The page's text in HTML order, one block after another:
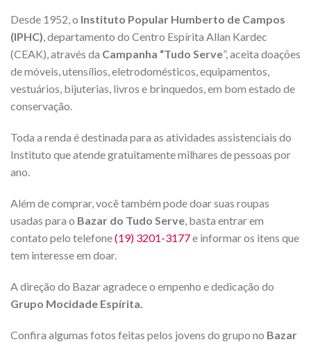
Desde 1952, o Instituto Popular Humberto de Campos
(IPHC) , departamento do Centro Espírita Allan Kardec
(CEAK), através da Campanha “Tudo Serve”, aceita doações
de móveis, utensílios, eletrodomésticos, equipamentos,
vestuários, bijuterias, livros e brinquedos, em bom estado de
conservação.
Toda a renda é destinada para as atividades assistenciais do
Instituto que atende gratuitamente milhares de pessoas por
ano.
Além de comprar, você também pode doar suas roupas
usadas para o Bazar do Tudo Serve , basta entrar em
contato pelo telefone(19) 3201-3177e informar os itens que
tem interesse em doar.
A direção do Bazar agradece o empenho e dedicação do
Grupo Mocidade Espírita.
Confira algumas fotos feitas pelos jovens do grupo no Bazar